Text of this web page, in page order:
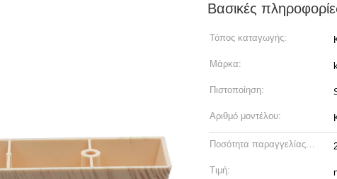
Βασικές
Τόπος καταγωγής:
Μάρκα:
Πιστοποίηση:
Αριθμό μοντέλου:
Ποσότητα παραγγελίας
min:
Τιμή: